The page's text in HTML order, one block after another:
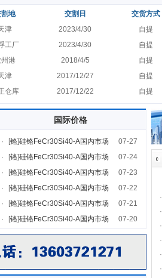
地 交割日 交货方式
津 2023/4/30 自提
工厂 2023/4/30 自提
港 2018/4/5 自提
津 2017/12/27 自提
仓库 2017/12/22 自提
国际价格
· [铬]硅铬FeCr30Si40-A国内市场
07-27
·
[铬]硅铬FeCr30Si40-A国内市场
07-24
·
[铬]硅铬FeCr30Si40-A国内市场
07-23
·
[铬]硅铬FeCr30Si40-A国内市场
07-22
·
[铬]硅铬FeCr30Si40-A国内市场
07-21
·
[铬]硅铬FeCr30Si40-A国内市场 07-20
·
·
·
·
·
·